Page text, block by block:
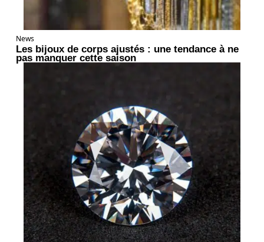
News
Les bijoux de corps ajustés : une tendance à ne
pas manquer cette saison